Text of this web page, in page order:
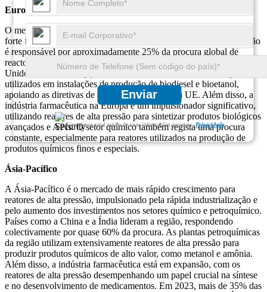
Enviar
Garantimos total sigilo de suas informações pessoais.Privacidade
Europa
O mercado europeu de reatores de alta pressão é marcado por um
forte foco na energia verde e na sustentabilidade ambiental. A região
é responsável por aproximadamente 25% da procura global de
reactores de alta pressão, com a Alemanha, a França e o Reino
Unido a liderar a adopção. Quase 30% dos reatores na Europa são
utilizados em instalações de produção de biodiesel e bioetanol,
apoiando as diretivas de energias renováveis ​​da UE. Além disso, a
indústria farmacêutica na Europa é um impulsionador significativo,
utilizando reatores de alta pressão para sintetizar produtos biológicos
avançados e APIs. O setor químico também regista uma procura
constante, especialmente para reatores utilizados na produção de
produtos químicos finos e especiais.
Ásia-Pacífico
A Ásia-Pacífico é o mercado de mais rápido crescimento para
reatores de alta pressão, impulsionado pela rápida industrialização e
pelo aumento dos investimentos nos setores químico e petroquímico.
Países como a China e a Índia lideram a região, respondendo
colectivamente por quase 60% da procura. As plantas petroquímicas
da região utilizam extensivamente reatores de alta pressão para
produzir produtos químicos de alto valor, como metanol e amônia.
Além disso, a indústria farmacêutica está em expansão, com os
reatores de alta pressão desempenhando um papel crucial na síntese
e no desenvolvimento de medicamentos. Em 2023, mais de 35% das